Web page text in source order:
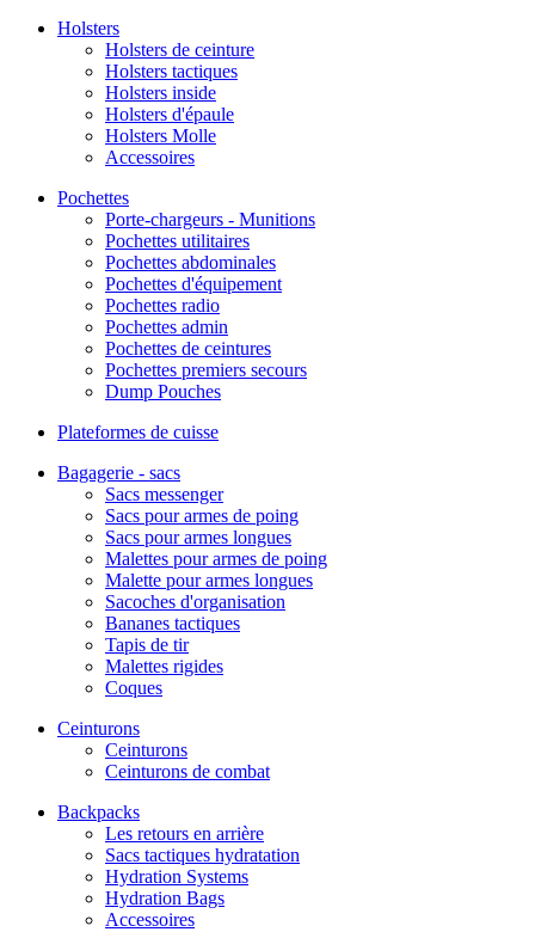
Holsters
Holsters de ceinture
Holsters tactiques
Holsters inside
Holsters d'épaule
Holsters Molle
Accessoires
Pochettes
Porte-chargeurs - Munitions
Pochettes utilitaires
Pochettes abdominales
Pochettes d'équipement
Pochettes radio
Pochettes admin
Pochettes de ceintures
Pochettes premiers secours
Dump Pouches
Plateformes de cuisse
Bagagerie - sacs
Sacs messenger
Sacs pour armes de poing
Sacs pour armes longues
Malettes pour armes de poing
Malette pour armes longues
Sacoches d'organisation
Bananes tactiques
Tapis de tir
Malettes rigides
Coques
Ceinturons
Ceinturons
Ceinturons de combat
Backpacks
Les retours en arrière
Sacs tactiques hydratation
Hydration Systems
Hydration Bags
Accessoires